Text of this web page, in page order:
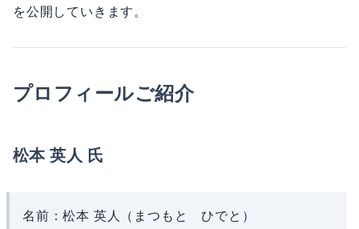
を公開していきます。
プロフィールご紹介
松本 英人 氏
名前：松本 英人（まつもと ひでと）